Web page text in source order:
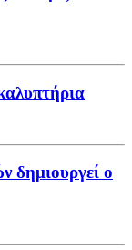
δημιουργεί ο